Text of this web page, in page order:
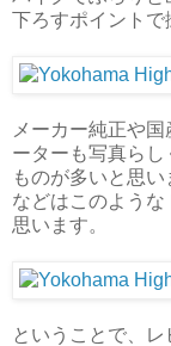
下ろすポイントで
メーカー純正や
ーターも写真ら
ものが多いと思
などはこのよう
思います。
ということで、